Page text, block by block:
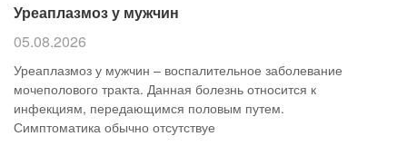
Уреаплазмоз у мужчин
05.08.2026
Уреаплазмоз у мужчин – воспалительное заболевание
мочеполового тракта. Данная болезнь относится к
инфекциям, передающимся половым путем.
Симптоматика обычно отсутствуе